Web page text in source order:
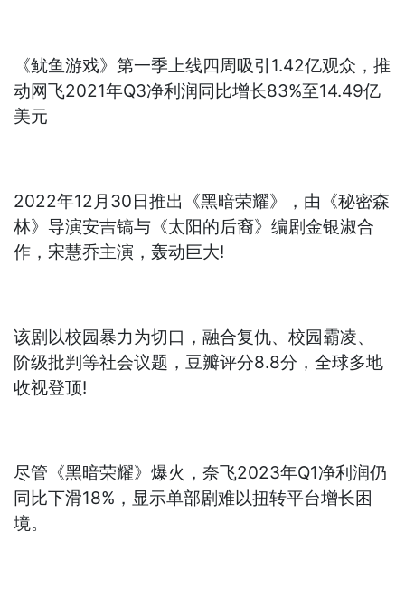
《鱿鱼游戏》第一季上线四周吸引1.42亿观众，推
动网飞2021年Q3净利润同比增长83%至14.49亿
美元
2022年12月30日推出《黑暗荣耀》，由《秘密森
林》导演安吉镐与《太阳的后裔》编剧金银淑合
作，宋慧乔主演，轰动巨大!
该剧以校园暴力为切口，融合复仇、校园霸凌、
阶级批判等社会议题，豆瓣评分8.8分，全球多地
收视登顶!
尽管《黑暗荣耀》爆火，奈飞2023年Q1净利润仍
同比下滑18%，显示单部剧难以扭转平台增长困
境。